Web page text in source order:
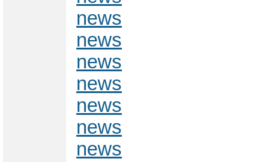
news
news
news
news
news
news
news